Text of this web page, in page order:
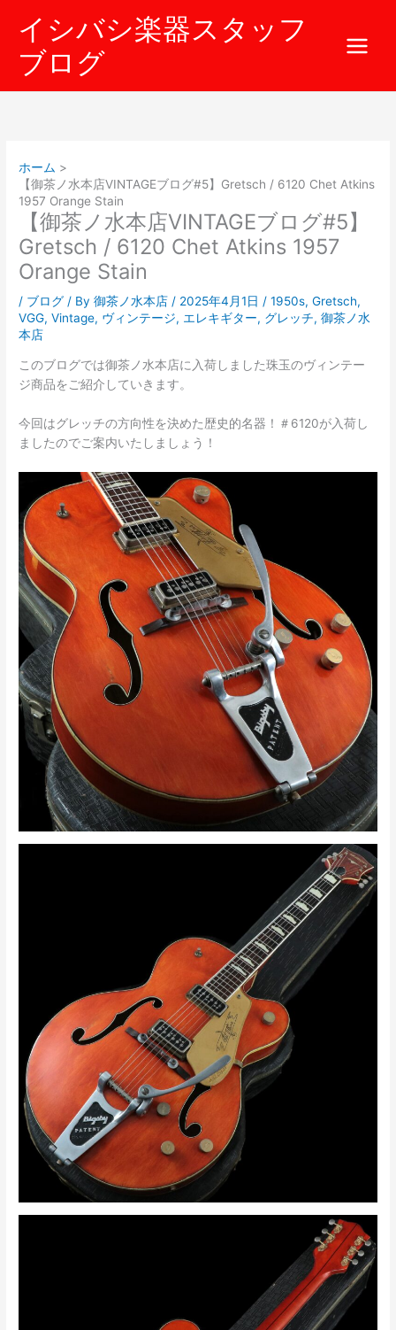
イシバシ楽器スタッフ
ブログ
ホーム
【御茶ノ水本店VINTAGEブログ#5】Gretsch / 6120 Chet Atkins
1957 Orange Stain
【御茶ノ水本店VINTAGEブログ#5】
Gretsch / 6120 Chet Atkins 1957
Orange Stain
/ ブログ / By御茶ノ水本店 / 2025年4月1日 /1950s,Gretsch,
VGG,Vintage, ヴィンテージ, エレキギター, グレッチ,御茶ノ水
本店
このブログでは御茶ノ水本店に入荷しました珠玉のヴィンテー
ジ商品をご紹介していきます。
今回はグレッチの方向性を決めた歴史的名器！＃6120が入荷し
ましたのでご案内いたしましょう！